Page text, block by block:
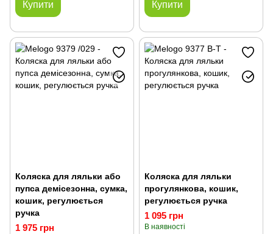
Купити Купити
Коляска для ляльки або
пупса демісезонна, сумка,
кошик, регулюється
ручка
1 975 грн
Коляска для ляльки
прогулянкова, кошик,
регулюється ручка
1 095 грн
В наявності